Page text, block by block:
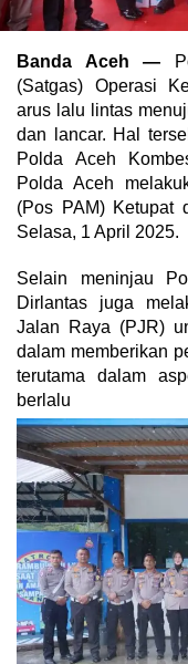
Banda Aceh —
(Satgas) Operasi
arus lalu lintas
dan lancar. Hal
Polda Aceh
Polda Aceh
(Pos PAM) Ketupat
Selasa, 1 April 2025.
Selain meninjau
Dirlantas juga
Jalan Raya (PJR)
dalam memberikan
terutama dalam